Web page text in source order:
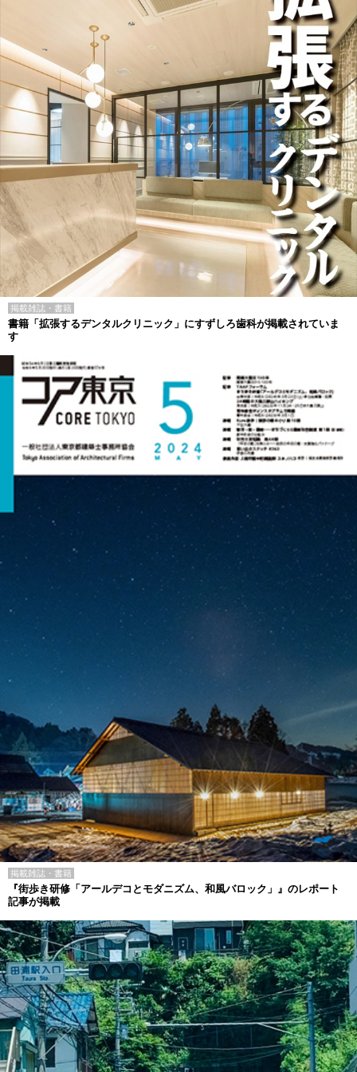
掲載雑誌・書籍
書籍「拡張するデンタルクリニック」にすずしろ歯科が掲載されていま
す
掲載雑誌・書籍
『街歩き研修「アールデコとモダニズム、和風バロック」』のレポート
記事が掲載